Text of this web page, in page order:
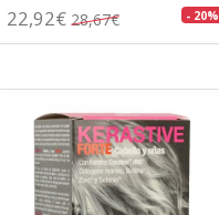
22,92€ 28,67€ - 20%